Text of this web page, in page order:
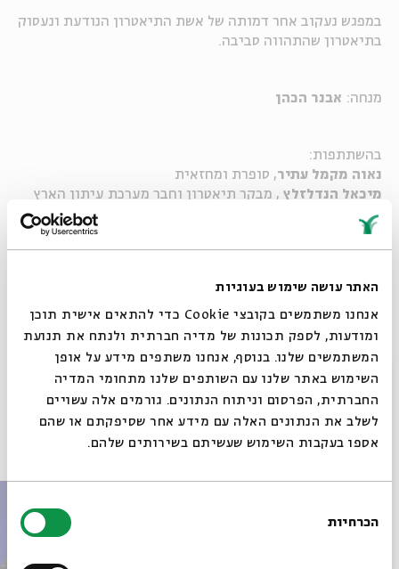
האתר עושה שימוש בעוגיות
אנחנו משתמשים בקובצי Cookie כדי להתאים אישית תוכן
ומודעות, לספק תכונות של מדיה חברתית ולנתח את תנועת
המשתמשים שלנו. בנוסף, אנחנו משתפים מידע על אופן
השימוש באתר שלנו עם השותפים שלנו מתחומי המדיה
החברתית, הפרסום וניתוח הנתונים. גורמים אלה עשויים
לשלב את הנתונים האלה עם מידע אחר שסיפקתם או שהם
אספו בעקבות השימוש שעשיתם בשירותים שלהם.
הסכמה
הכרחיות
במפגש נעקוב אחר דמותה של אשת התיאטרון הנודעת ונעסוק
בתיאטרון שהתהווה סביבה.
מנחה: אבנר הכהן
בהשתתפות:
נאוה מקמל עתיר, סופרת ומחזאית
מיכאל הנדלזלץ , מבקר תיאטרון וחבר מערכת עיתון הארץ
שירה בציבור:מיכל נווה,אסף ארמוזה
תגיות: ראש חודש מעגל השנה ראש חודש אייר חנה רובינא
פרקים נוספים בסדרה
סגור